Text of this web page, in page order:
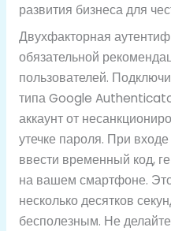
развития бизнеса для
Двухфакторная
обязательной
пользователей.
типа Google
аккаунт от
утечке пароля. При
ввести временный код,
на вашем смартфоне.
несколько десятков
бесполезным. Не